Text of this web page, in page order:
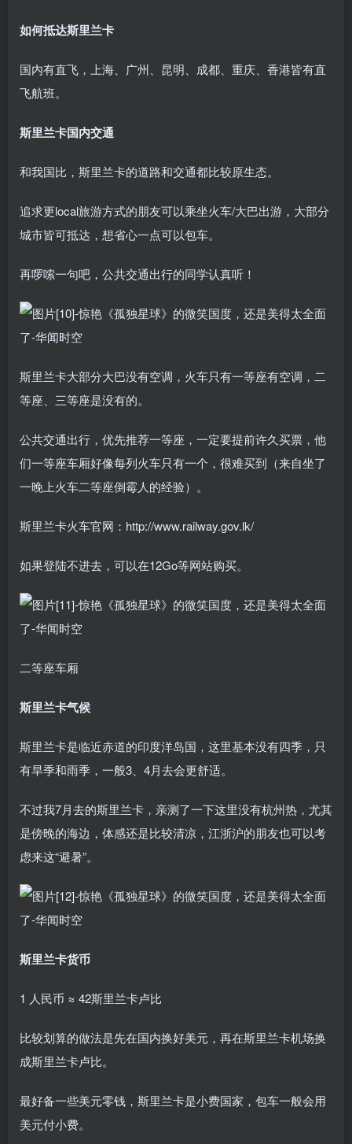
如何抵达斯里兰卡
国内有直飞，上海、广州、昆明、成都、重庆、香港皆有直
飞航班。
斯里兰卡国内交通
和我国比，斯里兰卡的道路和交通都比较原生态。
追求更local旅游方式的朋友可以乘坐火车/大巴出游，大部分
城市皆可抵达，想省心一点可以包车。
再啰嗦一句吧，公共交通出行的同学认真听！
斯里兰卡大部分大巴没有空调，火车只有一等座有空调，二
等座、三等座是没有的。
公共交通出行，优先推荐一等座，一定要提前许久买票，他
们一等座车厢好像每列火车只有一个，很难买到（来自坐了
一晚上火车二等座倒霉人的经验）。
斯里兰卡火车官网：http://www.railway.gov.lk/
如果登陆不进去，可以在12Go等网站购买。
二等座车厢
斯里兰卡气候
斯里兰卡是临近赤道的印度洋岛国，这里基本没有四季，只
有旱季和雨季，一般3、4月去会更舒适。
不过我7月去的斯里兰卡，亲测了一下这里没有杭州热，尤其
是傍晚的海边，体感还是比较清凉，江浙沪的朋友也可以考
虑来这“避暑”。
斯里兰卡货币
1 人民币 ≈ 42斯里兰卡卢比
比较划算的做法是先在国内换好美元，再在斯里兰卡机场换
成斯里兰卡卢比。
最好备一些美元零钱，斯里兰卡是小费国家，包车一般会用
美元付小费。